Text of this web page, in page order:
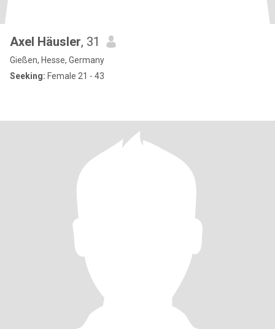
Axel Häusler, 31
Gießen, Hesse, Germany
Seeking: Female 21 - 43